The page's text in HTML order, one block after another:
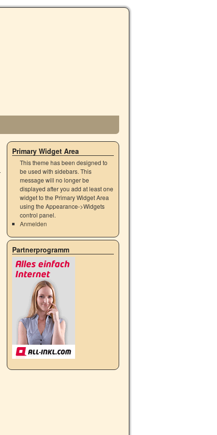
Primary Widget Area
This theme has been designed to
be used with sidebars. This
message will no longer be
displayed after you add at least one
widget to the Primary Widget Area
using the Appearance->Widgets
control panel.
Anmelden
Partnerprogramm